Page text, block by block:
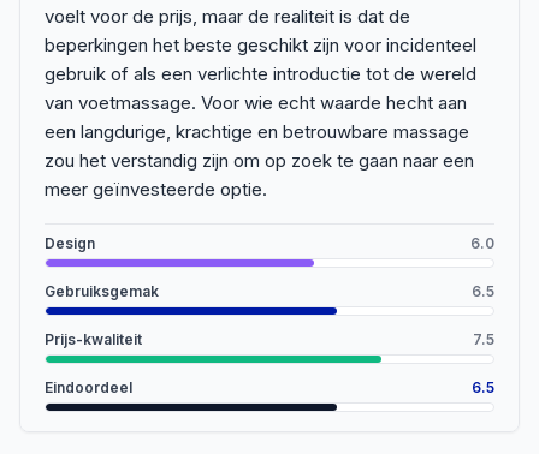
voelt voor de prijs, maar de realiteit is dat de
beperkingen het beste geschikt zijn voor incidenteel
gebruik of als een verlichte introductie tot de wereld
van voetmassage. Voor wie echt waarde hecht aan
een langdurige, krachtige en betrouwbare massage
zou het verstandig zijn om op zoek te gaan naar een
meer geïnvesteerde optie.
Design 6.0
Gebruiksgemak 6.5
Prijs-kwaliteit 7.5
Eindoordeel 6.5